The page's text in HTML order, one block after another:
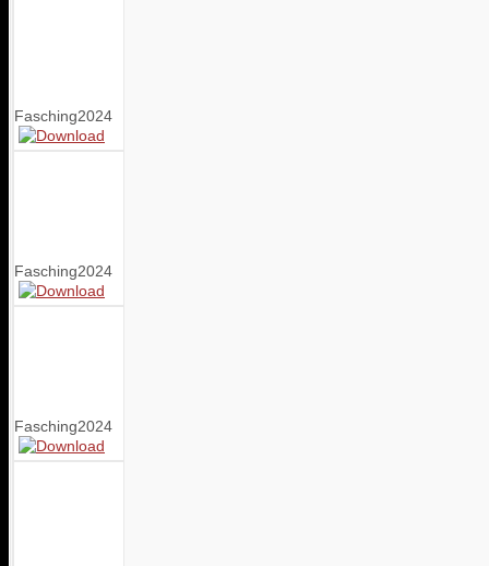
Fasching2024
Fasching2024
Fasching2024